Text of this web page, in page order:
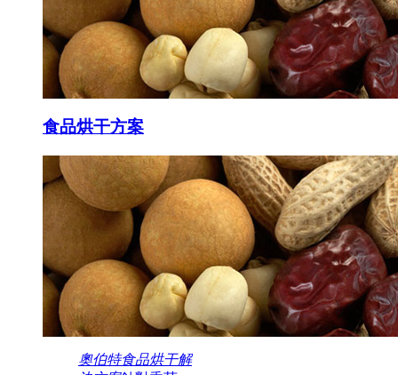
食品烘干方案
奧伯特食品烘干解